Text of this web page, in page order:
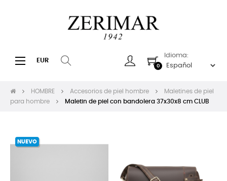
Navegación
☰ EUR
0
Idioma:
HOMBRE Accesorios de piel hombre
Maletines de piel
para hombre
Maletin de piel con bandolera 37x30x8 cm CLUB
NUEVO